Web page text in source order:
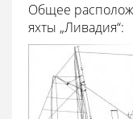
Общее
яхты „Ливадия“: